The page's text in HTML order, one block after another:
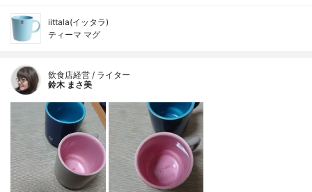
iittala(イッタラ)
ティーマ マグ
飲食店経営 / ライター
鈴木 まさ美